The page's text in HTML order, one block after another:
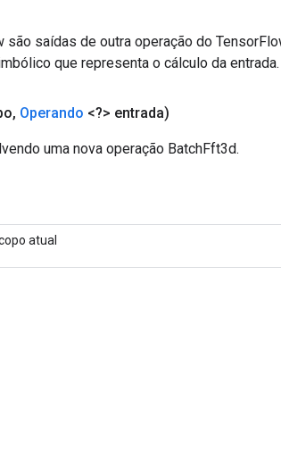
saídas de outra operação do
que representa o cálculo da entrada.
, Operando <?> entrada)
uma nova operação BatchFft3d.
atual